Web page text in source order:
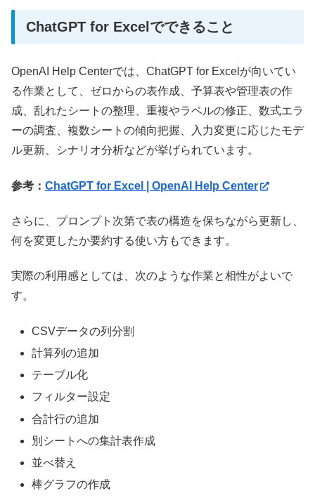
ChatGPT for Excelでできること
OpenAI Help Centerでは、ChatGPT for Excelが向いてい
る作業として、ゼロからの表作成、予算表や管理表の作
成、乱れたシートの整理、重複やラベルの修正、数式エラ
ーの調査、複数シートの傾向把握、入力変更に応じたモデ
ル更新、シナリオ分析などが挙げられています。
参考： ChatGPT for Excel | OpenAI Help Center
さらに、プロンプト次第で表の構造を保ちながら更新し、
何を変更したか要約する使い方もできます。
実際の利用感としては、次のような作業と相性がよいで
す。
CSVデータの列分割
計算列の追加
テーブル化
フィルター設定
合計行の追加
別シートへの集計表作成
並べ替え
棒グラフの作成